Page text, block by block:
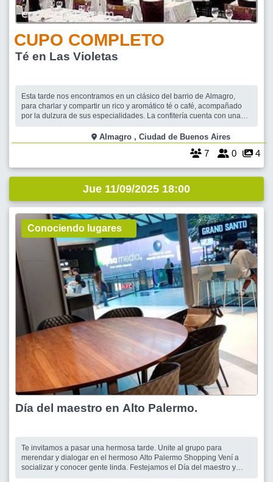
CUPO COMPLETO
Té en Las Violetas
Esta tarde nos encontramos en un clásico del barrio de Almagro,
para charlar y compartir un rico y aromático té o café, acompañado
por la dulzura de sus especialidades. La confitería cuenta con una
ejemplo, el "Té María Cala" o "Alfonsina", acompañado de
sándwiches de miga, ma
Almagro , Ciudad de Buenos Aires
7 0 4
Jue 11/09/2025 18:00
Conociendo lugares
Día del maestro en Alto Palermo.
Te invitamos a pasar una hermosa tarde. Unite al grupo para
merendar y dialogar en el hermoso Alto Palermo Shopping Vení a
socializar y conocer gente linda. Festejamos el Día del maestro y